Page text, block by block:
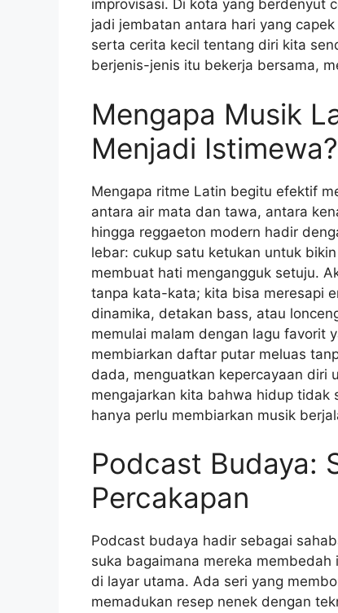
improvisasi. Di kota yang berdenyut
jadi jembatan antara hari yang
serta cerita kecil tentang diri kita
berjenis-jenis itu bekerja bersama,
Mengapa Musik
Menjadi Istimewa?
Mengapa ritme Latin begitu efektif
antara air mata dan tawa, antara
hingga reggaeton modern hadir
lebar: cukup satu ketukan untuk
membuat hati mengangguk setuju.
tanpa kata-kata; kita bisa meresapi
dinamika, detakan bass, atau
memulai malam dengan lagu favorit
membiarkan daftar putar meluas
dada, menguatkan kepercayaan diri
mengajarkan kita bahwa hidup tidak
hanya perlu membiarkan musik
Podcast Budaya:
Percakapan
Podcast budaya hadir sebagai
suka bagaimana mereka
di layar utama. Ada seri yang
memadukan resep nenek dengan